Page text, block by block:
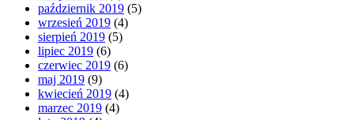
październik 2019 (5)
wrzesień 2019 (4)
sierpień 2019 (5)
lipiec 2019 (6)
czerwiec 2019 (6)
maj 2019 (9)
kwiecień 2019 (4)
marzec 2019 (4)